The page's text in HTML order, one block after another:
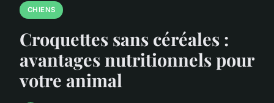
CHIENS
Croquettes sans céréales :
avantages nutritionnels pour
votre animal